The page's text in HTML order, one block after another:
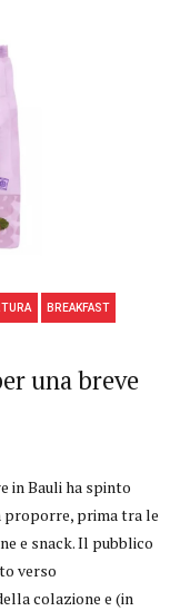
BREAKFAST
una breve
in Bauli ha spinto
proporre, prima tra le
e snack. Il pubblico
verso
colazione e (in